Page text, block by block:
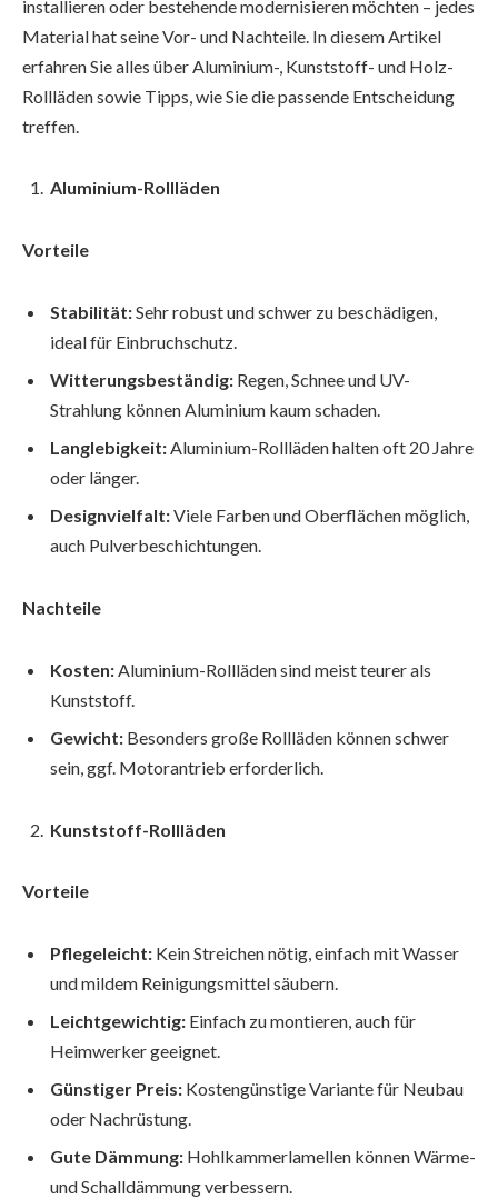
installieren oder bestehende modernisieren möchten – jedes
Material hat seine Vor- und Nachteile. In diesem Artikel
erfahren Sie alles über Aluminium-, Kunststoff- und Holz-
Rollläden sowie Tipps, wie Sie die passende Entscheidung
treffen.
Aluminium-Rollläden
Vorteile
Stabilität:Sehr robust und schwer zu beschädigen,
ideal für Einbruchschutz.
Witterungsbeständig: Regen, Schnee und UV-
Strahlung können Aluminium kaum schaden.
Langlebigkeit:Aluminium-Rollläden halten oft 20 Jahre
oder länger.
Designvielfalt:Viele Farben und Oberflächen möglich,
auch Pulverbeschichtungen.
Nachteile
Kosten: Aluminium-Rollläden sind meist teurer als
Kunststoff.
Gewicht: Besonders große Rollläden können schwer
sein, ggf. Motorantrieb erforderlich.
Kunststoff-Rollläden
Vorteile
Pflegeleicht: Kein Streichen nötig, einfach mit Wasser
und mildem Reinigungsmittel säubern.
Leichtgewichtig: Einfach zu montieren, auch für
Heimwerker geeignet.
Günstiger Preis: Kostengünstige Variante für Neubau
oder Nachrüstung.
Gute Dämmung: Hohlkammerlamellen können Wärme-
und Schalldämmung verbessern.